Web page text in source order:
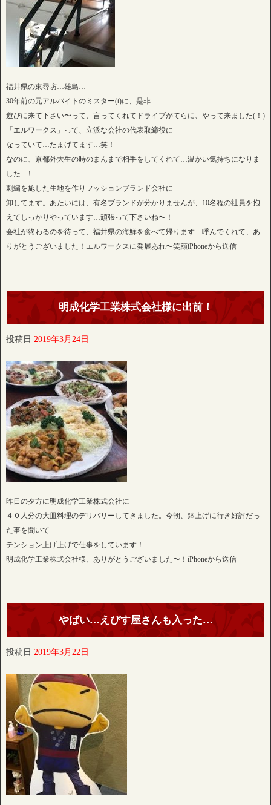
福井県の東尋坊…雄島…
30年前の元アルバイトのミスター(t)に、是非
遊びに来て下さい〜って、言ってくれてドライブがてらに、やって来ました(！)
「エルワークス」って、立派な会社の代表取締役に
なっていて…たまげてます…笑！
なのに、京都外大生の時のまんまで相手をしてくれて…温かい気持ちになりま
した...！
刺繍を施した生地を作りフッションブランド会社に
卸してます。あたいには、有名ブランドが分かりませんが、10名程の社員を抱
えてしっかりやっています…頑張って下さいね〜！
会社が終わるのを待って、福井県の海鮮を食べて帰ります…呼んでくれて、あ
りがとうございました！エルワークスに発展あれ〜笑顔iPhoneから送信
明成化学工業株式会社様に出前！
投稿日 2019年3月24日
昨日の夕方に明成化学工業株式会社に
４０人分の大皿料理のデリバリーしてきました。今朝、鉢上げに行き好評だっ
た事を聞いて
テンション上げ上げで仕事をしています！
明成化学工業株式会社様、ありがとうございました〜！iPhoneから送信
やばい…えびす屋さんも入った…
投稿日 2019年3月22日